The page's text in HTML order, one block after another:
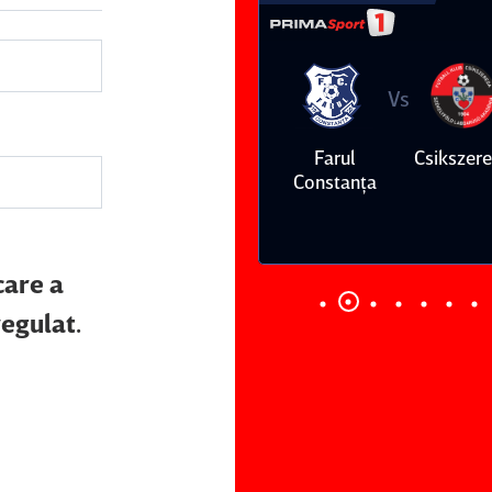
a
Farul
Vs
Dinamo
Vs
FC